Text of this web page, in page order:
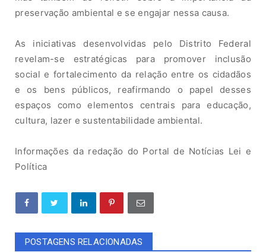
preservação ambiental e se engajar nessa causa.
As iniciativas desenvolvidas pelo Distrito Federal
revelam-se estratégicas para promover inclusão
social e fortalecimento da relação entre os cidadãos
e os bens públicos, reafirmando o papel desses
espaços como elementos centrais para educação,
cultura, lazer e sustentabilidade ambiental.
Informações da redação do Portal de Notícias Lei e
Política
POSTAGENS RELACIONADAS